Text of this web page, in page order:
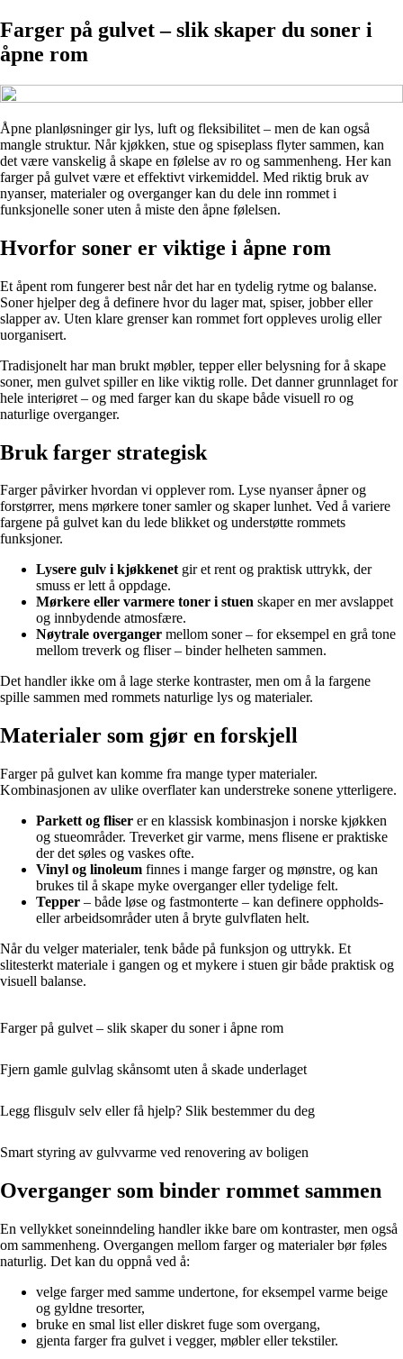
Farger på gulvet – slik skaper du soner i
åpne rom
Åpne planløsninger gir lys, luft og fleksibilitet – men de kan også
mangle struktur. Når kjøkken, stue og spiseplass flyter sammen, kan
det være vanskelig å skape en følelse av ro og sammenheng. Her kan
farger på gulvet være et effektivt virkemiddel. Med riktig bruk av
nyanser, materialer og overganger kan du dele inn rommet i
funksjonelle soner uten å miste den åpne følelsen.
Hvorfor soner er viktige i åpne rom
Et åpent rom fungerer best når det har en tydelig rytme og balanse.
Soner hjelper deg å definere hvor du lager mat, spiser, jobber eller
slapper av. Uten klare grenser kan rommet fort oppleves urolig eller
uorganisert.
Tradisjonelt har man brukt møbler, tepper eller belysning for å skape
soner, men gulvet spiller en like viktig rolle. Det danner grunnlaget for
hele interiøret – og med farger kan du skape både visuell ro og
naturlige overganger.
Bruk farger strategisk
Farger påvirker hvordan vi opplever rom. Lyse nyanser åpner og
forstørrer, mens mørkere toner samler og skaper lunhet. Ved å variere
fargene på gulvet kan du lede blikket og understøtte rommets
funksjoner.
Lysere gulv i kjøkkenetgir et rent og praktisk uttrykk, der
smuss er lett å oppdage.
Mørkere eller varmere toner i stuen skaper en mer avslappet
og innbydende atmosfære.
Nøytrale overganger mellom soner – for eksempel en grå tone
mellom treverk og fliser – binder helheten sammen.
Det handler ikke om å lage sterke kontraster, men om å la fargene
spille sammen med rommets naturlige lys og materialer.
Materialer som gjør en forskjell
Farger på gulvet kan komme fra mange typer materialer.
Kombinasjonen av ulike overflater kan understreke sonene ytterligere.
Parkett og fliser er en klassisk kombinasjon i norske kjøkken
og stueområder. Treverket gir varme, mens flisene er praktiske
der det søles og vaskes ofte.
Vinyl og linoleum finnes i mange farger og mønstre, og kan
brukes til å skape myke overganger eller tydelige felt.
Tepper – både løse og fastmonterte – kan definere oppholds-
eller arbeidsområder uten å bryte gulvflaten helt.
Når du velger materialer, tenk både på funksjon og uttrykk. Et
slitesterkt materiale i gangen og et mykere i stuen gir både praktisk og
visuell balanse.
Farger på gulvet – slik skaper du soner i åpne rom
Fjern gamle gulvlag skånsomt uten å skade underlaget
Legg flisgulv selv eller få hjelp? Slik bestemmer du deg
Smart styring av gulvvarme ved renovering av boligen
Overganger som binder rommet sammen
En vellykket soneinndeling handler ikke bare om kontraster, men også
om sammenheng. Overgangen mellom farger og materialer bør føles
naturlig. Det kan du oppnå ved å:
velge farger med samme undertone, for eksempel varme beige
og gyldne tresorter,
bruke en smal list eller diskret fuge som overgang,
gjenta farger fra gulvet i vegger, møbler eller tekstiler.